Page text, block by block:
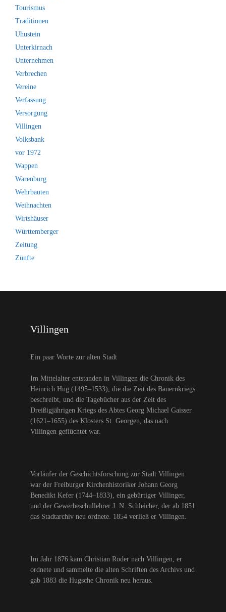
Tourismus
Traditionen
Uhustein
Unterkirnach
Unternehmen
Verbrechen
Vereine
Verfassung
Versorgung
Villingen
Volksbank
vor 1972
Wappen
Warenburg
Wehrbauten
Weihnachten
Wirtshäuser
Württemberger
Zeitung
Zünfte
Villingen
Ein paar Worte zur alten Stadt
Im Mittelalter entstanden in Villingen die Chronik des
Heinrich Hug (1495–1533), die die Zeit des Bauernkriegs
beschreibt, und die Tagebücher aus der Zeit des
Dreißigjährigen Kriegs des Abtes Georg Michael Gaisser
(1621–1655) des Klosters St. Georgen, das nach
Villingen geflüchtet war.
Vorläufer der Geschichtsforschung zur Stadt Villingen
war der Freiburger Kirchenhistoriker Johann Georg
Benedikt Kefer (1744–1833), ein gebürtiger Villinger,
und der Gewerbeschullehrer J. N. Schleicher, der ab 1851
das Stadtarchiv neu ordnete. 1854 verließ er Villingen.
Im Jahr 1876 kam Christian Roder nach Villingen, er
ordnete und sammelte die alten Schriften des Archivs und
gab 1883 die Hugsche Chronik neu heraus.